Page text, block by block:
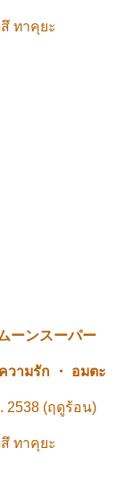
ทาคุยะ
ーンスーパー
ความรัก ・ อมตะ
2538 (ฤดูร้อน)
ทาคุยะ